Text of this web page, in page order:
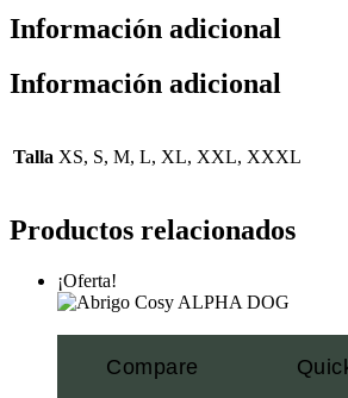
Información adicional
Información adicional
Talla XS, S, M, L, XL, XXL, XXXL
Productos relacionados
¡Oferta!
Compare